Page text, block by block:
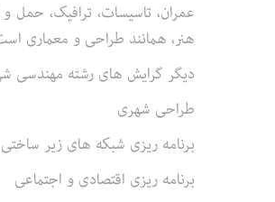
عمران، تاسیسات، ترافیک، حمل
هنر، همانند طراحی و معماری
دیگر گرایش های رشته مهندسی
طراحی شهری
برنامه ریزی شبکه های زیر ساختی
برنامه ریزی اقتصادی و اجتماعی